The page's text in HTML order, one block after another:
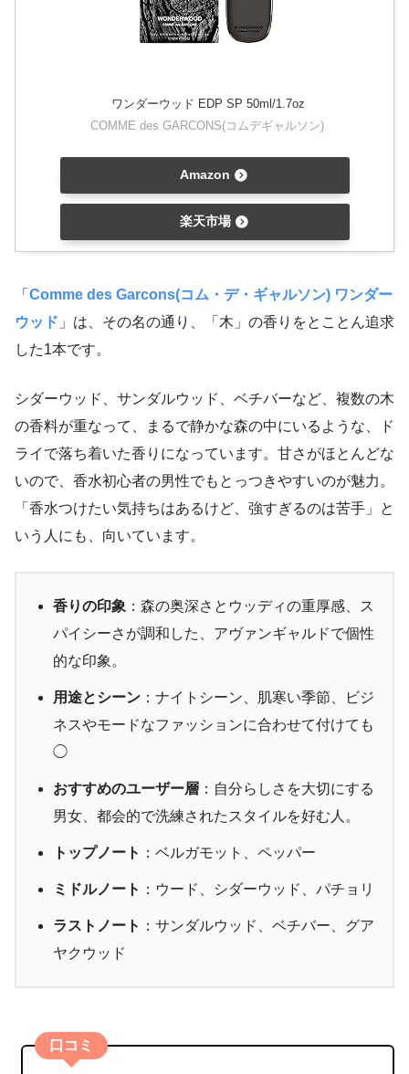
ワンダーウッド EDP SP 50ml/1.7oz
COMME des GARCONS(コムデギャルソン)
Amazon
楽天市場
「 Comme des Garcons(コム・デ・ギャルソン) ワンダー
ウッド 」は、その名の通り、「木」の香りをとことん追求
した1本です。
シダーウッド、サンダルウッド、ベチバーなど、複数の木
の香料が重なって、まるで静かな森の中にいるような、ド
ライで落ち着いた香りになっています。甘さがほとんどな
いので、香水初心者の男性でもとっつきやすいのが魅力。
「香水つけたい気持ちはあるけど、強すぎるのは苦手」と
いう人にも、向いています。
香りの印象 ：森の奥深さとウッディの重厚感、ス
パイシーさが調和した、アヴァンギャルドで個性
的な印象。
用途とシーン ：ナイトシーン、肌寒い季節、ビジ
ネスやモードなファッションに合わせて付けても
◯
おすすめのユーザー層 ：自分らしさを大切にする
男女、都会的で洗練されたスタイルを好む人。
トップノート ：ベルガモット、ペッパー
ミドルノート ：ウード、シダーウッド、パチョリ
ラストノート ：サンダルウッド、ベチバー、グア
ヤクウッド
口コミ